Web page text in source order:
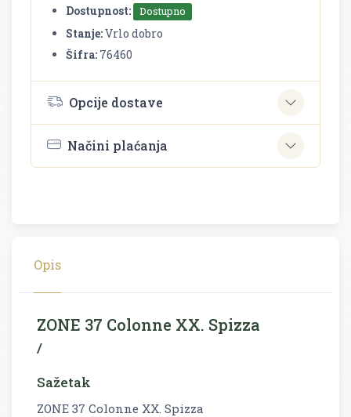
Dostupnost:
Dostupno
Stanje:Vrlo dobro
Šifra: 76460
Opcije dostave
Načini plaćanja
Opis
ZONE 37 Colonne XX. Spizza
/
Sažetak
ZONE 37 Colonne XX. Spizza